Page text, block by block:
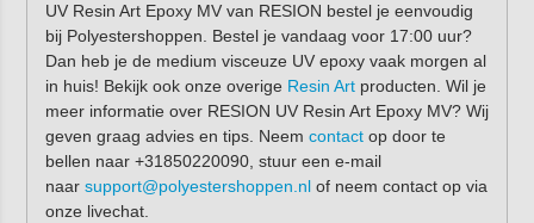
UV Resin Art Epoxy MV van RESION bestel je eenvoudig
bij Polyestershoppen. Bestel je vandaag voor 17:00 uur?
Dan heb je de medium visceuze UV epoxy vaak morgen al
in huis! Bekijk ook onze overige Resin Artproducten. Wil je
meer informatie over RESION UV Resin Art Epoxy MV? Wij
geven graag advies en tips. Neem contactop door te
bellen naar +31850220090, stuur een e-mail
naar support@polyestershoppen.nlof neem contact op via
onze livechat.